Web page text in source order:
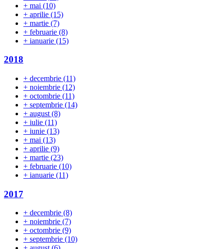
+ mai (10)
+ aprilie (15)
+ martie (7)
+ februarie (8)
+ ianuarie (15)
2018
+ decembrie (11)
+ noiembrie (12)
+ octombrie (11)
+ septembrie (14)
+ august (8)
+ iulie (11)
+ iunie (13)
+ mai (13)
+ aprilie (9)
+ martie (23)
+ februarie (10)
+ ianuarie (11)
2017
+ decembrie (8)
+ noiembrie (7)
+ octombrie (9)
+ septembrie (10)